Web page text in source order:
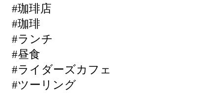
#珈琲店
#珈琲
#ランチ
#昼食
#ライダーズカフェ
#ツーリング